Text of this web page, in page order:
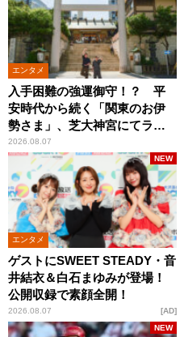
エンタメ
入手困難の強運御守！？ 平
安時代から続く「関東のお伊
勢さま」、芝大神宮にてラン
パンプスが合格祈願！
2026.08.07
エンタメ
ゲストにSWEET STEADY・音
井結衣＆白石まゆみが登場！
公開収録で素顔全開！
2026.08.07
NEW
AD
NEW